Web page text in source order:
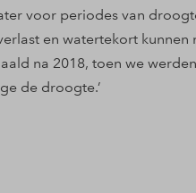
voor periodes van
en watertekort
na 2018, toen we
de droogte.’